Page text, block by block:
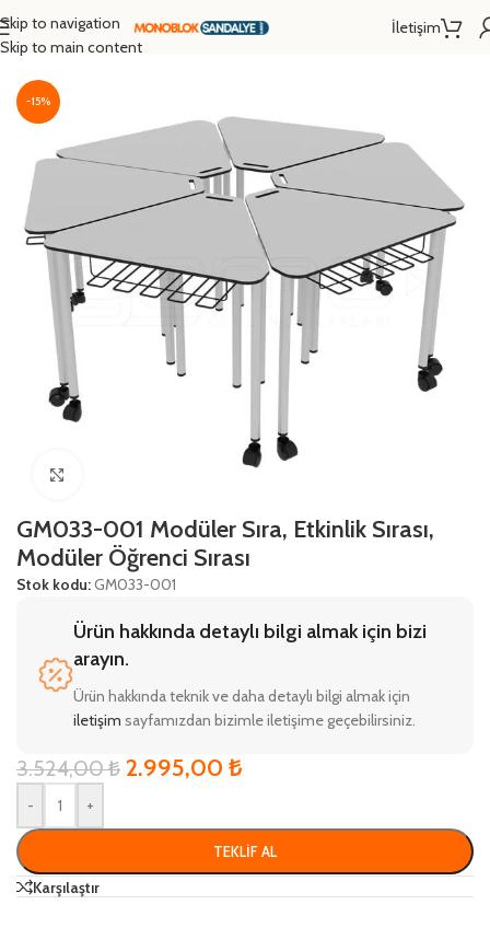
Skip to navigation
Skip to main content
İletişim
Ana Sayfa /Okul Sırası
-15%
GM033-001 Modüler Sıra, Etkinlik Sırası,
Modüler Öğrenci Sırası
Stok kodu:GM033-001
Ürün hakkında detaylı bilgi almak için bizi
arayın.
Ürün hakkında teknik ve daha detaylı bilgi almak için
iletişim sayfamızdan bizimle iletişime geçebilirsiniz.
3.524,00₺ 2.995,00 ₺
- +
TEKLIF AL
Karşılaştır